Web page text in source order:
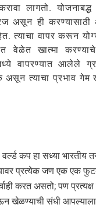
लागतो.
असून ही करण्यासाठी
त्याचा वापर करून
वेळेत खात्मा
वापरण्यात आलेले
त्याचा प्रभाव गेम
कप हा सध्या भारतीय
प्रत्येक जण एक एक
करत असतो; पण प्रत्यक्ष
खेळण्याची संधी आपल्याला